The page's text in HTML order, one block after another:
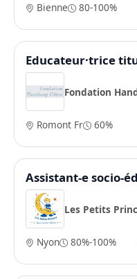
Bienne 80-100%
Educateur·trice
Fondation
Romont Fr 60%
Assistant-e socio-
Les Petits
Nyon 80%-100%